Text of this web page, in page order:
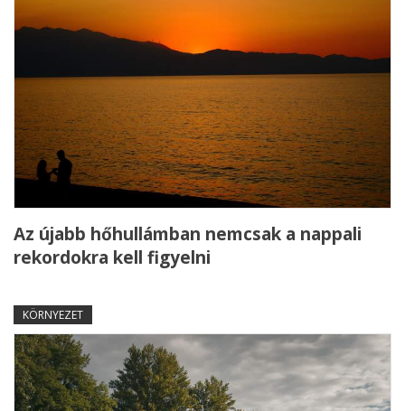
Az újabb hőhullámban nemcsak a nappali
rekordokra kell figyelni
KÖRNYEZET